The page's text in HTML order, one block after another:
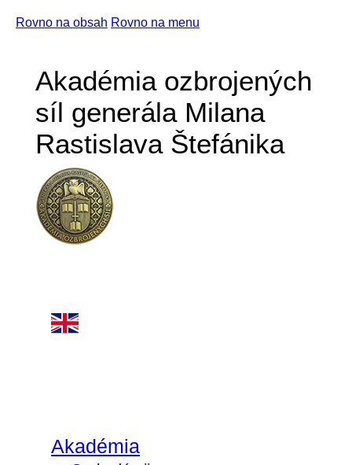
Rovno na obsah Rovno na menu
Akadémia ozbrojených
síl generála Milana
Rastislava Štefánika
Akadémia